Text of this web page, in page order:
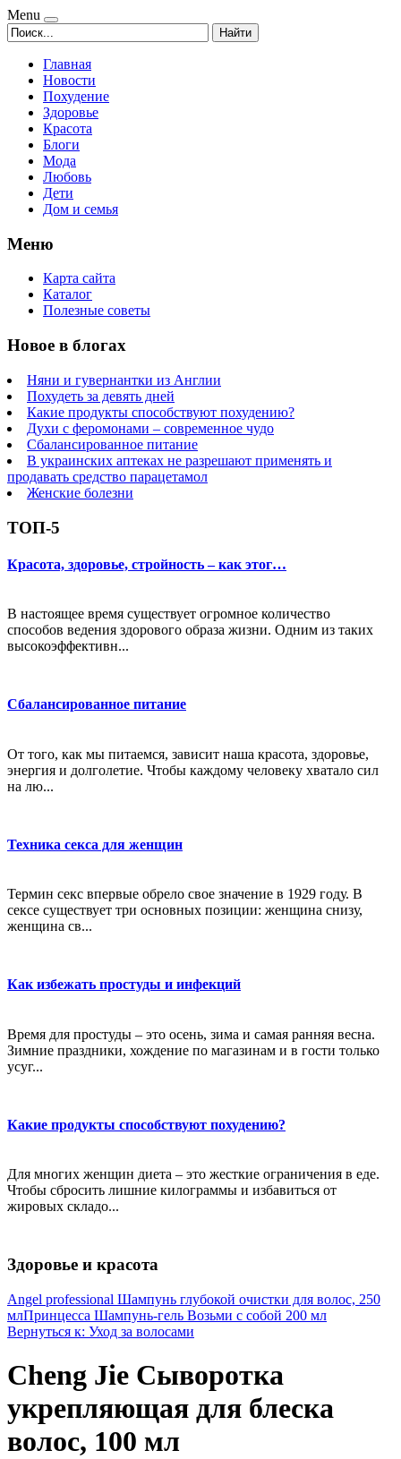
Menu
Найти
Главная
Новости
Похудение
Здоровье
Красота
Блоги
Мода
Любовь
Дети
Дом и семья
Меню
Карта сайта
Каталог
Полезные советы
Новое в блогах
Няни и гувернантки из Англии
Похудеть за девять дней
Какие продукты способствуют похудению?
Духи с феромонами – современное чудо
Сбалансированное питание
В украинских аптеках не разрешают применять и
продавать средство парацетамол
Женские болезни
ТОП-5
Красота, здоровье, стройность – как этог…
В настоящее время существует огромное количество
способов ведения здорового образа жизни. Одним из таких
высокоэффективн...
Сбалансированное питание
От того, как мы питаемся, зависит наша красота, здоровье,
энергия и долголетие. Чтобы каждому человеку хватало сил
на лю...
Техника секса для женщин
Термин секс впервые обрело свое значение в 1929 году. В
сексе существует три основных позиции: женщина снизу,
женщина св...
Как избежать простуды и инфекций
Время для простуды – это осень, зима и самая ранняя весна.
Зимние праздники, хождение по магазинам и в гости только
усуг...
Какие продукты способствуют похудению?
Для многих женщин диета – это жесткие ограничения в еде.
Чтобы сбросить лишние килограммы и избавиться от
жировых складо...
Здоровье и красота
Angel professional Шампунь глубокой очистки для волос, 250
млПринцесса Шампунь-гель Возьми с собой 200 мл
Вернуться к: Уход за волосами
Cheng Jie Сыворотка
укрепляющая для блеска
волос, 100 мл